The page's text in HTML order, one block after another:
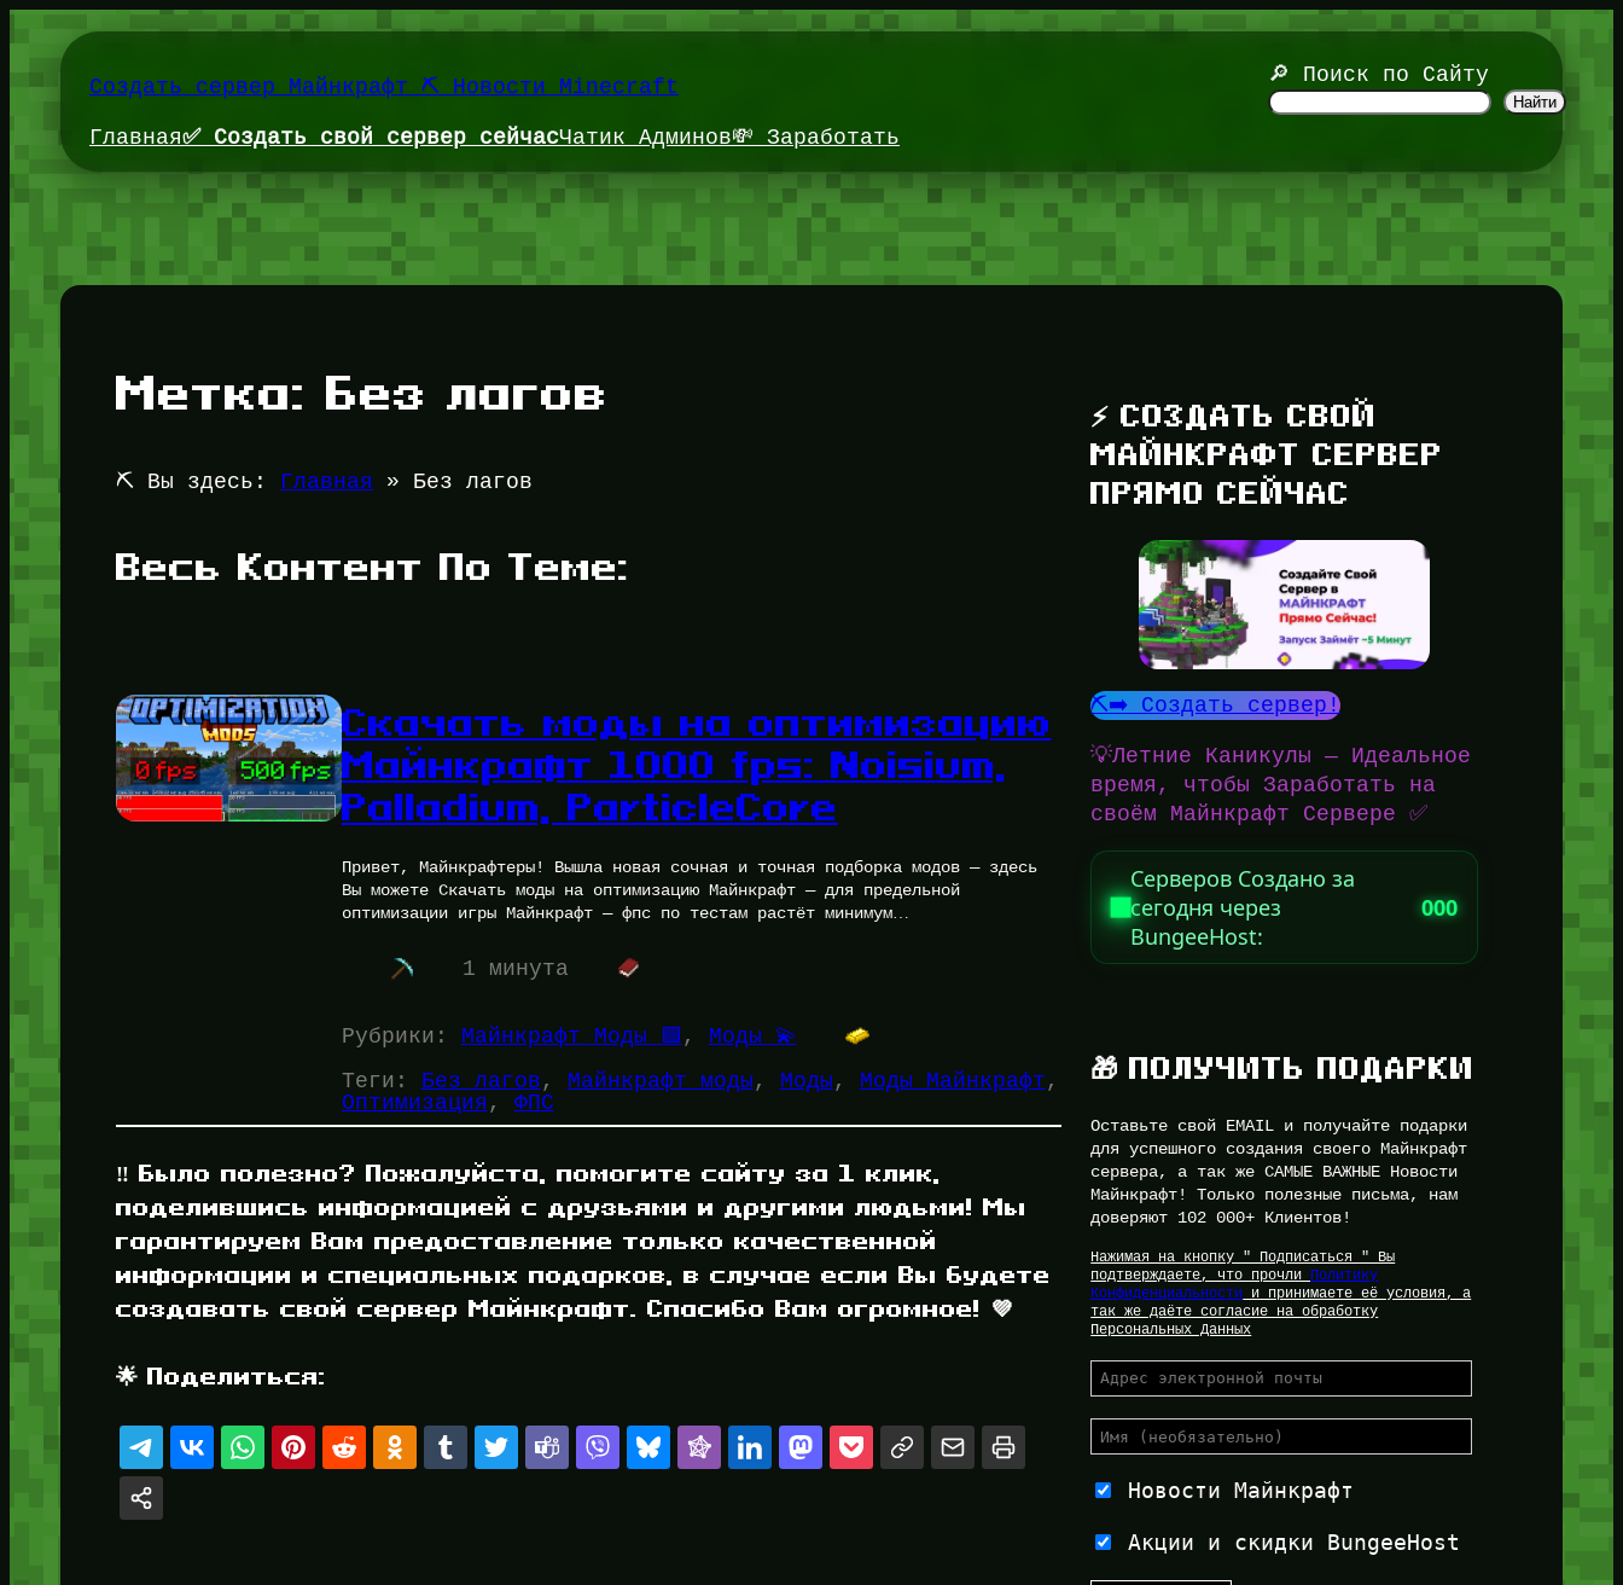
содержимомуСоздать сервер Майнкрафт ⛏️ Новости Minecraft
🔎 Поиск по Сайту
Найти
Главная✅ Создать свой сервер сейчасЧатик Админов💸 Заработать
Метка:Без лагов
⛏️ Вы здесь: Главная » Без лагов
Весь Контент По Теме:
Скачать моды на оптимизацию
Майнкрафт 1000 fps: Noisium,
Palladium, ParticleCore
Привет, Майнкрафтеры! Вышла новая сочная и точная подборка модов — здесь
Вы можете Скачать моды на оптимизацию Майнкрафт — для предельной
оптимизации игры Майнкрафт — фпс по тестам растёт минимум…
1 минута
Рубрики: Майнкрафт Моды 🟩 , Моды 💫
Теги: Без лагов , Майнкрафт моды , Моды , Моды Майнкрафт
Оптимизация , ФПС
‼️ Было полезно? Пожалуйста, помогите сайту за 1 клик,
поделившись информацией с друзьями и другими людьми! Мы
гарантируем Вам предоставление только качественной
информации и специальных подарков, в случае если Вы будете
создавать свой сервер Майнкрафт. Спасибо Вам огромное! 💜
🌟 Поделиться:
⚡ СОЗДАТЬ СВОЙ
МАЙНКРАФТ СЕРВЕР
ПРЯМО СЕЙЧАС
⛏️➡️ Создать сервер!
💡Летние Каникулы — Идеальное
время, чтобы Заработать на
своём Майнкрафт Сервере ✅
Серверов Создано за
сегодня через
BungeeHost:
000
🎁 ПОЛУЧИТЬ ПОДАРКИ
Оставьте свой EMAIL и получайте подарки
для успешного создания своего Майнкрафт
сервера, а так же САМЫЕ ВАЖНЫЕ Новости
Майнкрафт! Только полезные письма, нам
доверяют 102 000+ Клиентов!
Нажимая на кнопку " Подписаться " Вы
подтверждаете, что прочли Политику
Конфиденциальности и принимаете её условия, а
так же даёте согласие на обработку
Персональных Данных
Новости Майнкрафт
Акции и скидки BungeeHost